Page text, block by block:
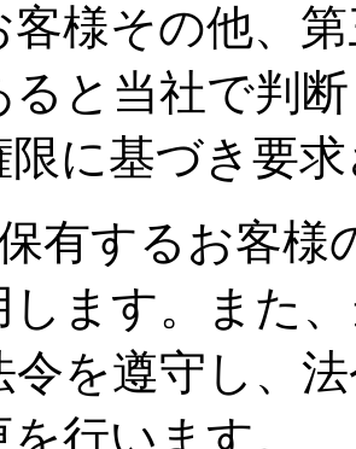
客様その他、
ると当社で判
限に基づき要
有するお客様
します。また
令を遵守し、
行います。